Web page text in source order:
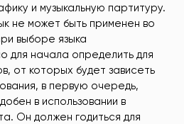
и музыкальную партитуру.
не может быть применен во
выборе языка
для начала определить для
от которых будет зависеть
в первую очередь,
в использовании в
Он должен годиться для